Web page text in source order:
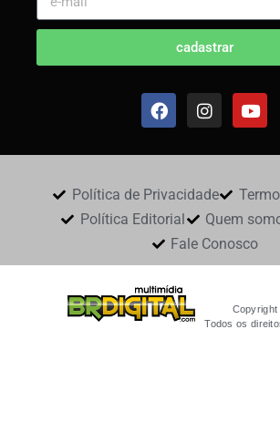
cadastrar
Política de Privacidade
Política Editorial
Quem
Fale Conosco
Todos os